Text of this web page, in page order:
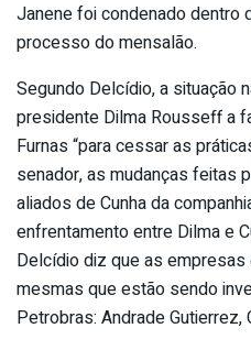
Janene foi condenado dentro
processo do mensalão.
Segundo Delcídio, a situação
presidente Dilma Rousseff a
Furnas “para cessar as
senador, as mudanças feitas
aliados de Cunha da
enfrentamento entre Dilma e
Delcídio diz que as
mesmas que estão sendo
Petrobras: Andrade Gutierrez,